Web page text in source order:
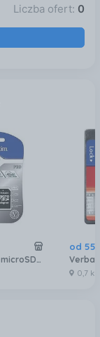
Liczba ofert: 0
Verbatim Pro microSDHC 32GB UHS-I (47041)
od 55
0,7